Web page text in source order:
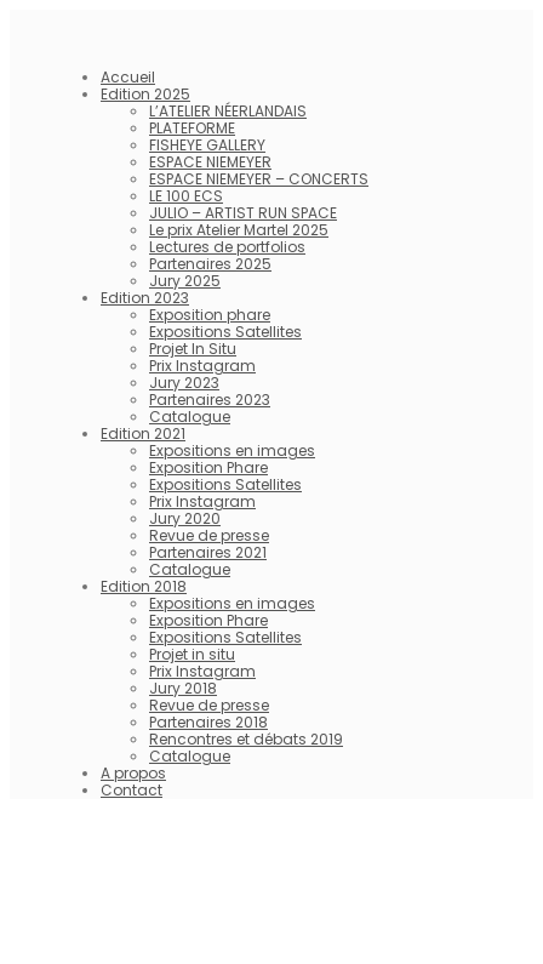
Accueil
Edition 2025
L’ATELIER NÉERLANDAIS
PLATEFORME
FISHEYE GALLERY
ESPACE NIEMEYER
ESPACE NIEMEYER – CONCERTS
LE 100 ECS
JULIO – ARTIST RUN SPACE
Le prix Atelier Martel 2025
Lectures de portfolios
Partenaires 2025
Jury 2025
Edition 2023
Exposition phare
Expositions Satellites
Projet In Situ
Prix Instagram
Jury 2023
Partenaires 2023
Catalogue
Edition 2021
Expositions en images
Exposition Phare
Expositions Satellites
Prix Instagram
Jury 2020
Revue de presse
Partenaires 2021
Catalogue
Edition 2018
Expositions en images
Exposition Phare
Expositions Satellites
Projet in situ
Prix Instagram
Jury 2018
Revue de presse
Partenaires 2018
Rencontres et débats 2019
Catalogue
A propos
Contact